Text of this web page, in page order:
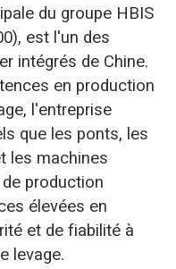
du groupe HBIS
est l'un des
intégrés de Chine.
en production
l'entreprise
que les ponts, les
les machines
production
élevées en
et de fiabilité à
levage.